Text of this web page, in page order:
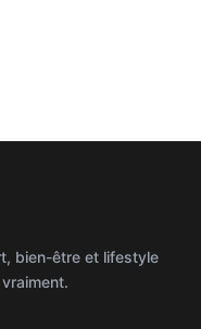
bien-être et lifestyle